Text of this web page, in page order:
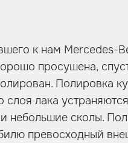
к нам Mercedes-
просушена,
Полировка
слоя лака
небольшие сколы.
превосходный